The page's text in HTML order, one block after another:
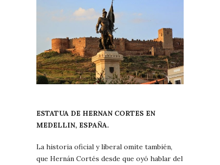
ESTATUA DE HERNAN CORTES EN
MEDELLIN, ESPAÑA.
La historia oficial y liberal omite también,
que Hernán Cortés desde que oyó hablar del